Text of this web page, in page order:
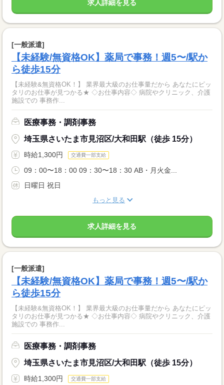
求人詳細を見る
[一般派遣]
【未経験/無資格OK】薬局で事務！週5〜/駅か
ら徒歩15分
【未経験&無資格OK！】 業界最大級のお仕事量だから あなたにピッ
タリのお仕事が見つかる★ ◇お仕事内容◇ 病院やクリニック、介護
施設での 事務作...
医療事務・調剤事務
埼玉県さいたま市見沼区/大和田駅（徒歩 15分）
時給1,300円 交通費一部支給
09：00〜18：00 09：30〜18：30 AB・月火金...
日曜日 祝日
もっと見る
求人詳細を見る
[一般派遣]
【未経験/無資格OK】薬局で事務！週5〜/駅か
ら徒歩15分
【未経験&無資格OK！】 業界最大級のお仕事量だから あなたにピッ
タリのお仕事が見つかる★ ◇お仕事内容◇ 病院やクリニック、介護
施設での 事務作...
医療事務・調剤事務
埼玉県さいたま市見沼区/大和田駅（徒歩 15分）
時給1,300円 交通費一部支給